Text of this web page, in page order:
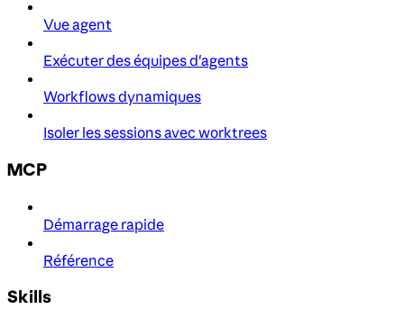
Vue agent
Exécuter des équipes d'agents
Workflows dynamiques
Isoler les sessions avec worktrees
MCP
Démarrage rapide
Référence
Skills